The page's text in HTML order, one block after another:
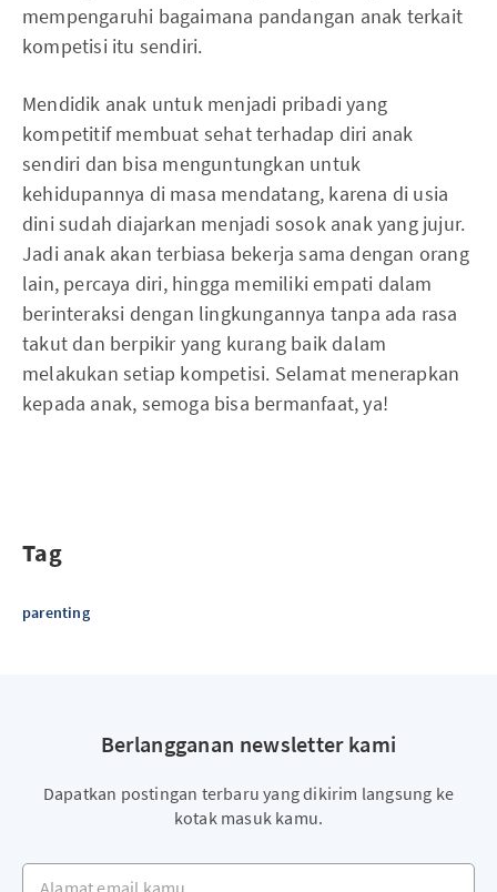
mempengaruhi bagaimana pandangan anak terkait
kompetisi itu sendiri.
Mendidik anak untuk menjadi pribadi yang
kompetitif membuat sehat terhadap diri anak
sendiri dan bisa menguntungkan untuk
kehidupannya di masa mendatang, karena di usia
dini sudah diajarkan menjadi sosok anak yang jujur.
Jadi anak akan terbiasa bekerja sama dengan orang
lain, percaya diri, hingga memiliki empati dalam
berinteraksi dengan lingkungannya tanpa ada rasa
takut dan berpikir yang kurang baik dalam
melakukan setiap kompetisi. Selamat menerapkan
kepada anak, semoga bisa bermanfaat, ya!
Tag
parenting
Berlangganan newsletter kami
Dapatkan postingan terbaru yang dikirim langsung ke
kotak masuk kamu.
Alamat email kamu